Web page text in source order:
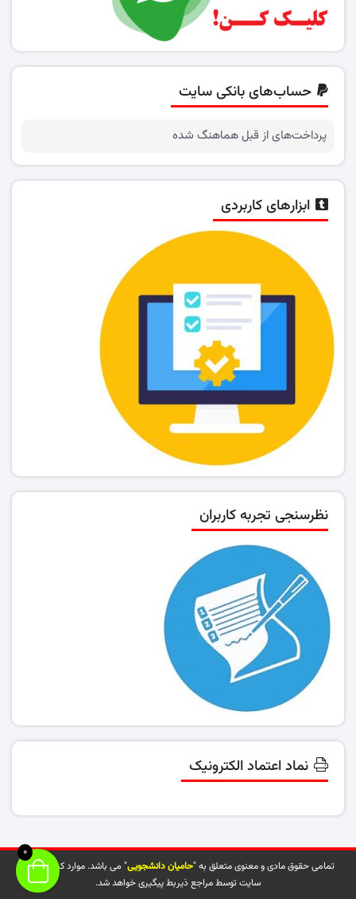
حساب‌های بانکی سایت
پرداخت‌های از قبل هماهنگ شده
ابزارهای کاربردی
نظرسنجی تجربه کاربران
نماد اعتماد الکترونیک
تمامی حقوق مادی و معنوی متعلق به "حامیان دانشجویی" می باشد. موارد کپی شده از
سایت توسط مراجع ذیربط پیگیری خواهد شد.
0